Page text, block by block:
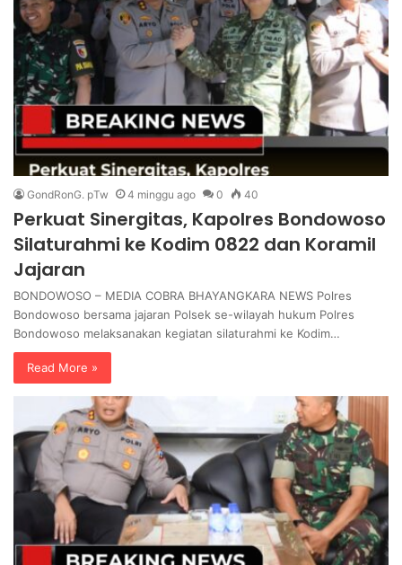
GondRonG. pTw 4 minggu ago 0 40
Perkuat Sinergitas, Kapolres Bondowoso
Silaturahmi ke Kodim 0822 dan Koramil
Jajaran
BONDOWOSO – MEDIA COBRA BHAYANGKARA NEWS Polres
Bondowoso bersama jajaran Polsek se-wilayah hukum Polres
Bondowoso melaksanakan kegiatan silaturahmi ke Kodim…
Read More »